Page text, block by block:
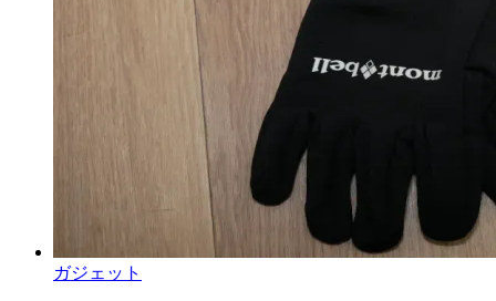
ガジェット